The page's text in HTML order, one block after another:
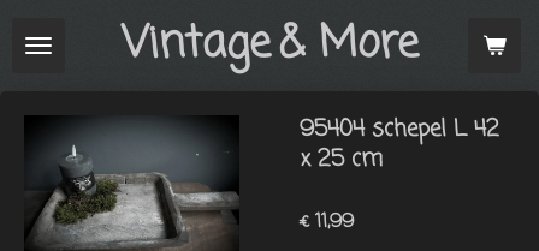
direct
Vintage& More
95404 schepel L 42
x 25 cm
€ 11,99